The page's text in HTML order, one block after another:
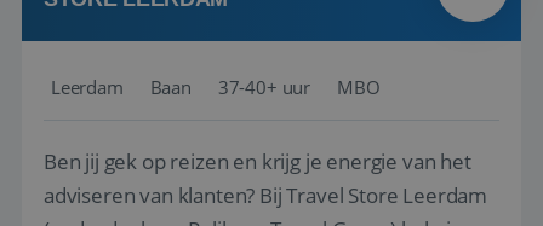
Leerdam Baan 37-40+ uur MBO
Ben jij gek op reizen en krijg je energie van het
adviseren van klanten? Bij Travel Store Leerdam